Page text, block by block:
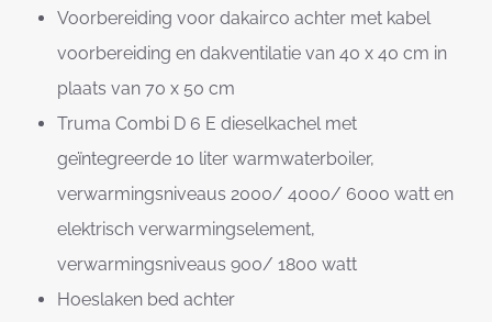
Voorbereiding voor dakairco achter met kabel
voorbereiding en dakventilatie van 40 x 40 cm in
plaats van 70 x 50 cm
Truma Combi D 6 E dieselkachel met
geïntegreerde 10 liter warmwaterboiler,
verwarmingsniveaus 2000/ 4000/ 6000 watt en
elektrisch verwarmingselement,
verwarmingsniveaus 900/ 1800 watt
Hoeslaken bed achter